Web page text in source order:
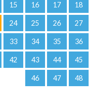
15 16 17 18
24 25 26 27
33 34 35 36
42 43 44 45
46 47 48